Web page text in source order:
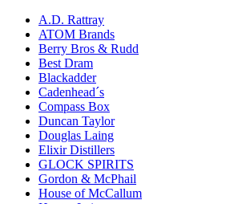
A.D. Rattray
ATOM Brands
Berry Bros & Rudd
Best Dram
Blackadder
Cadenhead´s
Compass Box
Duncan Taylor
Douglas Laing
Elixir Distillers
GLOCK SPIRITS
Gordon & McPhail
House of McCallum